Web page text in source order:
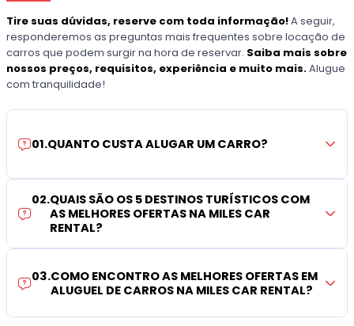
Tire suas dúvidas, reserve com toda informação!A seguir,
responderemos as preguntas mais frequentes sobre locação de
carros que podem surgir na hora de reservar. Saiba mais sobre
nossos preços, requisitos, experiência e muito mais.Alugue
com tranquilidade!
01.QUANTO CUSTA ALUGAR UM CARRO?
02.QUAIS SÃO OS 5 DESTINOS TURÍSTICOS COM
AS MELHORES OFERTAS NA MILES CAR
RENTAL?
03.COMO ENCONTRO AS MELHORES OFERTAS EM
ALUGUEL DE CARROS NA MILES CAR RENTAL?